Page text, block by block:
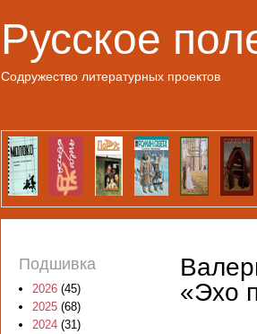
Русское
Содружество литературных проектов
«Эхо
Подшивка
2026 (45)
2025 (68)
2024 (31)